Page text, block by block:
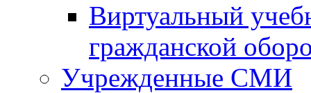
Виртуальный
гражданской
Учрежденные СМИ